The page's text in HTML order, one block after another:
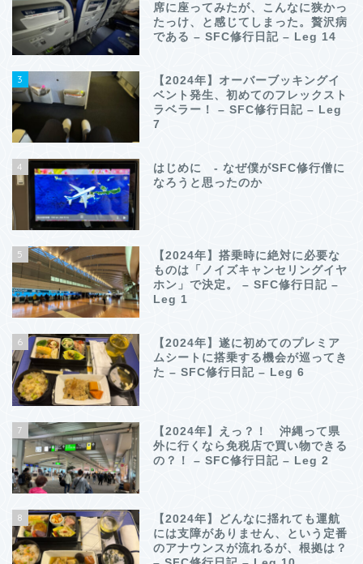
席に座ってみたが、こんなに狭かっ
たっけ、と感じてしまった。贅沢病
である – SFC修行日記 – Leg 14
3
【2024年】オーバーブッキングイ
ベント発生、初めてのフレックスト
ラベラー！ – SFC修行日記 – Leg
7
4
はじめに - なぜ僕がSFC修行僧に
なろうと思ったのか
5
【2024年】搭乗時に絶対に必要な
ものは「ノイズキャンセリングイヤ
ホン」で決定。 – SFC修行日記 –
Leg 1
6
【2024年】遂に初めてのプレミア
ムシートに搭乗する機会が巡ってき
た – SFC修行日記 – Leg 6
7
【2024年】えっ？！ 沖縄って県
外に行くなら免税店で買い物できる
の？！ – SFC修行日記 – Leg 2
8
【2024年】どんなに揺れても運航
には支障がありません、という定番
のアナウンスが流れるが、根拠は？